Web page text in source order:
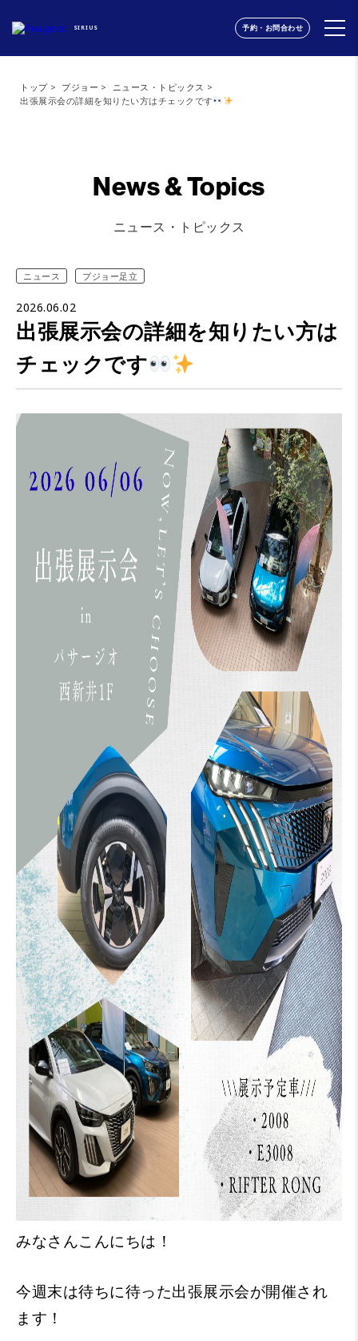
SIRIUS 予約・お問合わせ
トップ プジョー
ニュース・トピックス
出張展示会の詳細を知りたい方はチェックです
News & Topics
ニュース・トピックス
ニュース プジョー足立
2026.06.02
出張展示会の詳細を知りたい方は
チェックです
みなさんこんにちは！
今週末は待ちに待った出張展示会が開催され
ます！